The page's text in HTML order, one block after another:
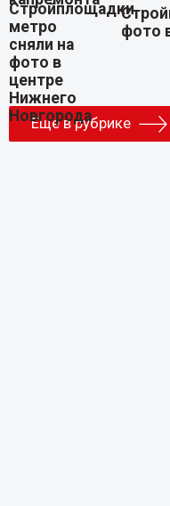
фото
Еще в рубрике